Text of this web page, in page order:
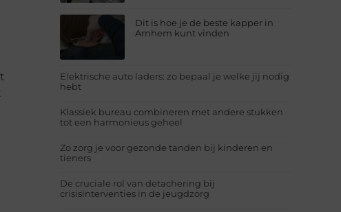
Dit is hoe je de beste kapper in
Arnhem kunt vinden
Elektrische auto laders: zo bepaal je welke jij nodig
hebt
Klassiek bureau combineren met andere stukken
tot een harmonieus geheel
Zo zorg je voor gezonde tanden bij kinderen en
tieners
De cruciale rol van detachering bij
crisisinterventies in de jeugdzorg